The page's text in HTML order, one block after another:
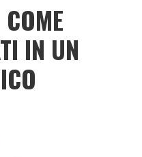
IN UN